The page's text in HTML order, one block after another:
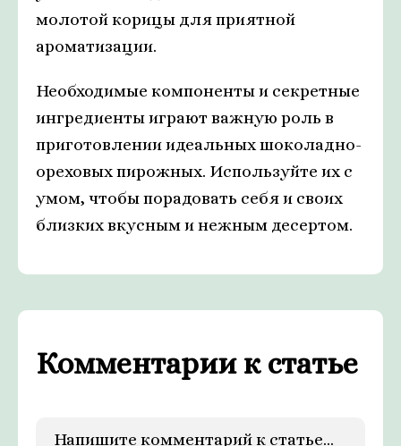
молотой корицы для приятной
ароматизации.
Необходимые компоненты и секретные
ингредиенты играют важную роль в
приготовлении идеальных шоколадно-
ореховых пирожных. Используйте их с
умом, чтобы порадовать себя и своих
близких вкусным и нежным десертом.
Комментарии к статье